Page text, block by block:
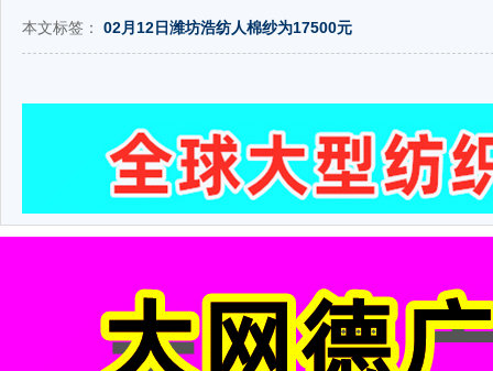
本文标签： 02月12日潍坊浩纺人棉纱为17500元